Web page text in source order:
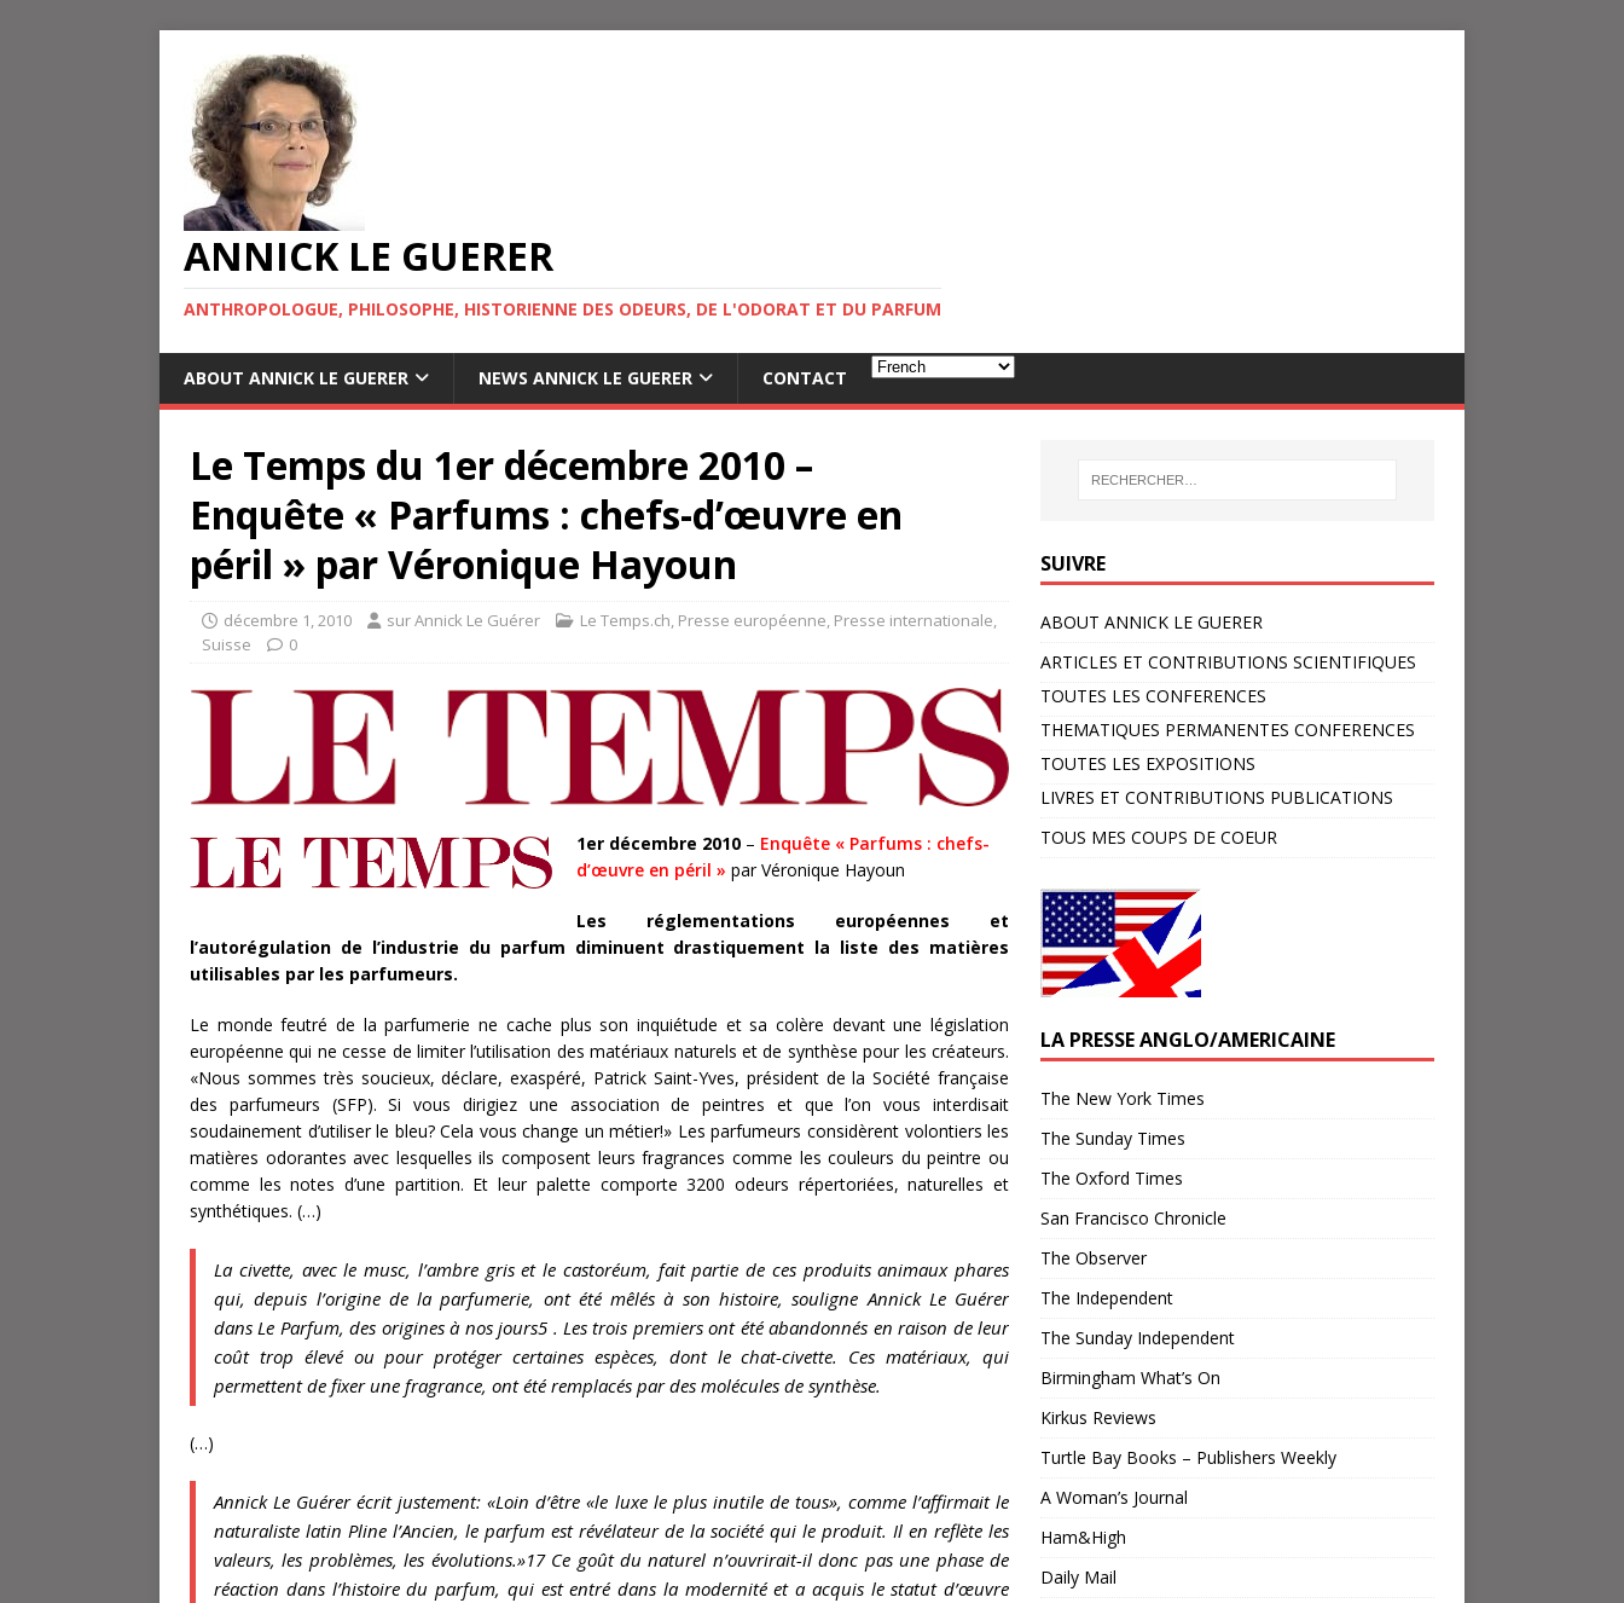
ANNICK LE GUERER
ANTHROPOLOGUE, PHILOSOPHE, HISTORIENNE DES ODEURS, DE L'ODORAT ET DU PARFUM
ABOUT ANNICK LE GUERER NEWS ANNICK LE GUERER CONTACT
Le Temps du 1er décembre 2010 –
Enquête « Parfums : chefs-d’œuvre en
péril » par Véronique Hayoun
décembre 1, 2010 sur Annick Le Guérer Le Temps.ch, Presse européenne, Presse internationale,
Suisse
0
1er décembre 2010 – Enquête « Parfums : chefs-
d’œuvre en péril » par Véronique Hayoun
Les réglementations européennes et
l’autorégulation de l’industrie du parfum diminuent drastiquement la liste des matières
utilisables par les parfumeurs.
Le monde feutré de la parfumerie ne cache plus son inquiétude et sa colère devant une législation
européenne qui ne cesse de limiter l’utilisation des matériaux naturels et de synthèse pour les créateurs.
«Nous sommes très soucieux, déclare, exaspéré, Patrick Saint-Yves, président de la Société française
des parfumeurs (SFP). Si vous dirigiez une association de peintres et que l’on vous interdisait
soudainement d’utiliser le bleu? Cela vous change un métier!» Les parfumeurs considèrent volontiers les
matières odorantes avec lesquelles ils composent leurs fragrances comme les couleurs du peintre ou
comme les notes d’une partition. Et leur palette comporte 3200 odeurs répertoriées, naturelles et
synthétiques. (…)
La civette, avec le musc, l’ambre gris et le castoréum, fait partie de ces produits animaux phares
qui, depuis l’origine de la parfumerie, ont été mêlés à son histoire, souligne Annick Le Guérer
dansLe Parfum, des origines à nos jours5 . Les trois premiers ont été abandonnés en raison de leur
coût trop élevé ou pour protéger certaines espèces, dont le chat-civette. Ces matériaux, qui
permettent de fixer une fragrance, ont été remplacés par des molécules de synthèse.
(…)
Annick Le Guérer écrit justement: «Loin d’être «le luxe le plus inutile de tous», comme l’affirmait le
naturaliste latin Pline l’Ancien, le parfum est révélateur de la société qui le produit. Il en reflète les
valeurs, les problèmes, les évolutions.»17 Ce goût du naturel n’ouvrirait-il donc pas une phase de
réaction dans l’histoire du parfum, qui est entré dans la modernité et a acquis le statut d’œuvre
SUIVRE
ABOUT ANNICK LE GUERER
ARTICLES ET CONTRIBUTIONS SCIENTIFIQUES
TOUTES LES CONFERENCES
THEMATIQUES PERMANENTES CONFERENCES
TOUTES LES EXPOSITIONS
LIVRES ET CONTRIBUTIONS PUBLICATIONS
TOUS MES COUPS DE COEUR
LA PRESSE ANGLO/AMERICAINE
The New York Times
The Sunday Times
The Oxford Times
San Francisco Chronicle
The Observer
The Independent
The Sunday Independent
Birmingham What’s On
Kirkus Reviews
Turtle Bay Books – Publishers Weekly
A Woman’s Journal
Ham&High
Daily Mail